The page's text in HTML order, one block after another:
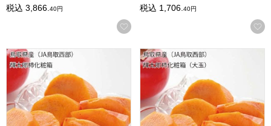
税込 3,866.40円
お気に入りに登録する
税込 1,706.40円
鳥取県産(JA鳥取西部) 輝太郎柿化粧箱 計3kg以上・9玉入り
鳥取県産(JA鳥取西部) 輝太